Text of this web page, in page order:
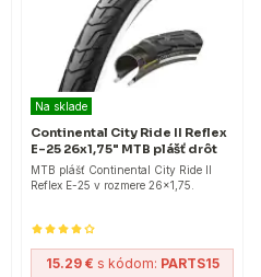
Na sklade
Continental City Ride II Reflex
E-25 26x1,75" MTB plášť drôt
MTB plášť Continental City Ride II
Reflex E-25 v rozmere 26x1,75.
15.29 € s kódom: PARTS15